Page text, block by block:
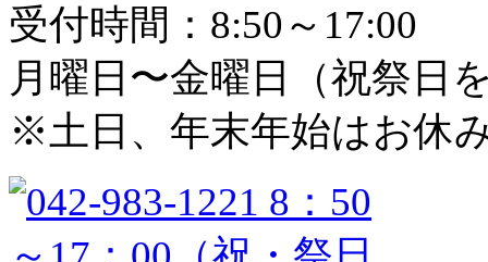
受付時間：8:50～17:00
月曜日〜金曜日（祝祭日
※土日、年末年始はお休